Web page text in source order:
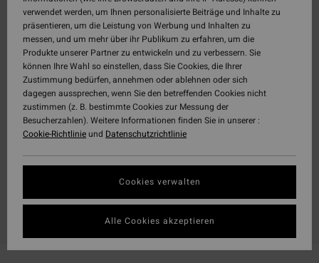
verwendet werden, um Ihnen personalisierte Beiträge und Inhalte zu
präsentieren, um die Leistung von Werbung und Inhalten zu
messen, und um mehr über ihr Publikum zu erfahren, um die
Produkte unserer Partner zu entwickeln und zu verbessern. Sie
können Ihre Wahl so einstellen, dass Sie Cookies, die Ihrer
Zustimmung bedürfen, annehmen oder ablehnen oder sich
dagegen aussprechen, wenn Sie den betreffenden Cookies nicht
zustimmen (z. B. bestimmte Cookies zur Messung der
Besucherzahlen). Weitere Informationen finden Sie in unserer :
Cookie-Richtlinieund Datenschutzrichtlinie
Cookies verwalten
Alle Cookies akzeptieren